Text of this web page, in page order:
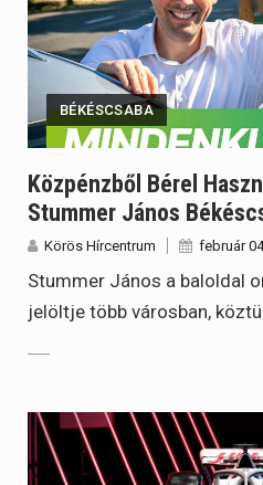
BÉKÉSCSABA
Közpénzből Bérel
Stummer János
Körös Hírcentrum február
Stummer János a baloldal
jelöltje több városban,